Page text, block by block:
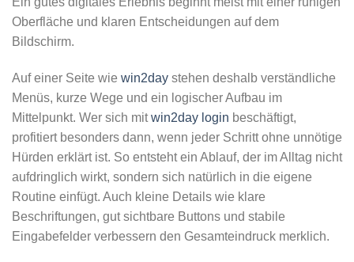
Oberfläche und klaren Entscheidungen auf dem
Bildschirm.
Auf einer Seite wie win2day stehen deshalb verständliche
Menüs, kurze Wege und ein logischer Aufbau im
Mittelpunkt. Wer sich mitwin2day login beschäftigt,
profitiert besonders dann, wenn jeder Schritt ohne unnötige
Hürden erklärt ist. So entsteht ein Ablauf, der im Alltag nicht
aufdringlich wirkt, sondern sich natürlich in die eigene
Routine einfügt. Auch kleine Details wie klare
Beschriftungen, gut sichtbare Buttons und stabile
Eingabefelder verbessern den Gesamteindruck merklich.